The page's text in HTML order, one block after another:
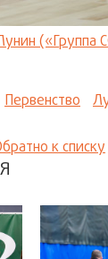
Первенство
к списку